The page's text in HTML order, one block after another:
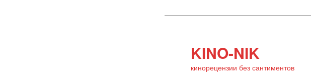
KINO-NIK
кинорецензии без сантиментов